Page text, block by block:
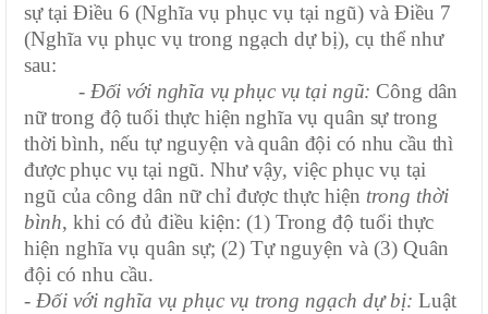
sự tại Điều 6 (Nghĩa vụ phục vụ tại ngũ) và Điều 7
(Nghĩa vụ phục vụ trong ngạch dự bị), cụ thể như
sau:
- Đối với nghĩa vụ phục vụ tại ngũ: Công dân
nữ trong độ tuổi thực hiện nghĩa vụ quân sự trong
thời bình, nếu tự nguyện và quân đội có nhu cầu thì
được phục vụ tại ngũ.Như vậy, việc phục vụ tại
ngũ của công dân nữ chỉ được thực hiện trong thời
bình, khi có đủ điều kiện: (1) Trong độ tuổi thực
hiện nghĩa vụ quân sự; (2) Tự nguyện và (3) Quân
đội có nhu cầu.
- Đối với nghĩa vụ phục vụ trong ngạch dự bị: Luật